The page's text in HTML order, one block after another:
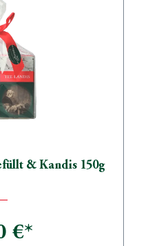
& Kandis 150g
€*